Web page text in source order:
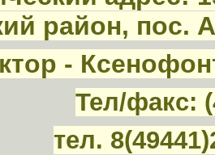
район, пос.
-
Тел/факс:
тел.